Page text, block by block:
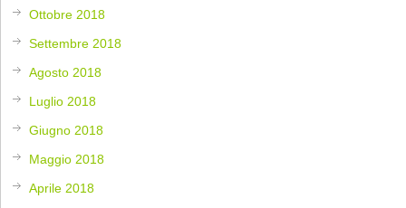
Ottobre 2018
Settembre 2018
Agosto 2018
Luglio 2018
Giugno 2018
Maggio 2018
Aprile 2018